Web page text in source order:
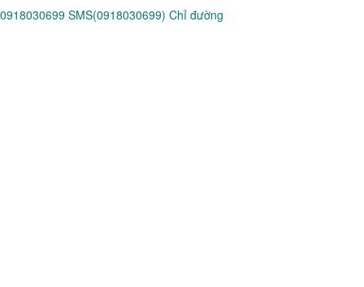
0918030699 SMS(0918030699) Chỉ đường